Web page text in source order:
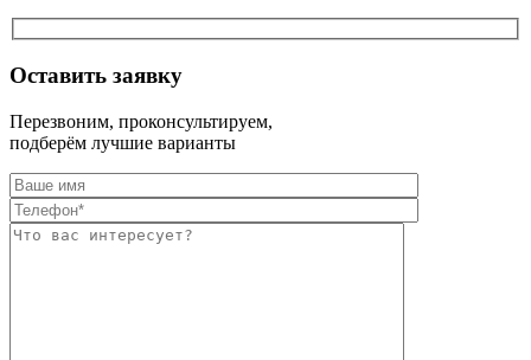
Оставить заявку
Перезвоним, проконсультируем,
подберём лучшие варианты